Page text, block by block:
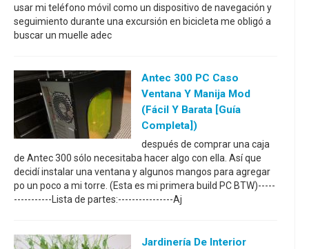
usar mi teléfono móvil como un dispositivo de navegación y
seguimiento durante una excursión en bicicleta me obligó a
buscar un muelle adec
Antec 300 PC Caso
Ventana Y Manija Mod
(fácil Y Barata [Guía
Completa])
después de comprar una caja
de Antec 300 sólo necesitaba hacer algo con ella. Así que
decidí instalar una ventana y algunos mangos para agregar
po un poco a mi torre. (Esta es mi primera build PC BTW)-----
-----------Lista de partes:----------------Aj
Jardinería De Interior